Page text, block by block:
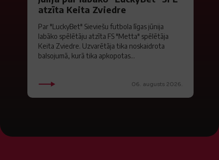
atzīta Keita Zviedre
Par "LuckyBet" Sieviešu futbola līgas jūnija
labāko spēlētāju atzīta FS "Metta" spēlētāja
Keita Zviedre. Uzvarētāja tika noskaidrota
balsojumā, kurā tika apkopotas...
06. augusts 2026.